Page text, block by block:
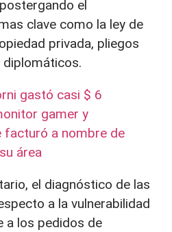
el
clave como la ley de
privada, pliegos
diplomáticos.
gastó casi $ 6
gamer y
facturó a nombre de
área
el diagnóstico de las
a la vulnerabilidad
a los pedidos de